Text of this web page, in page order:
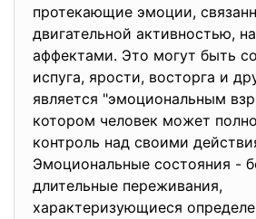
протекающие эмоции,
двигательной активностью,
аффектами. Это могут быть
испуга, ярости, восторга и
является "эмоциональным
котором человек может
контроль над своими
Эмоциональные состояния -
длительные переживания,
характеризующиеся